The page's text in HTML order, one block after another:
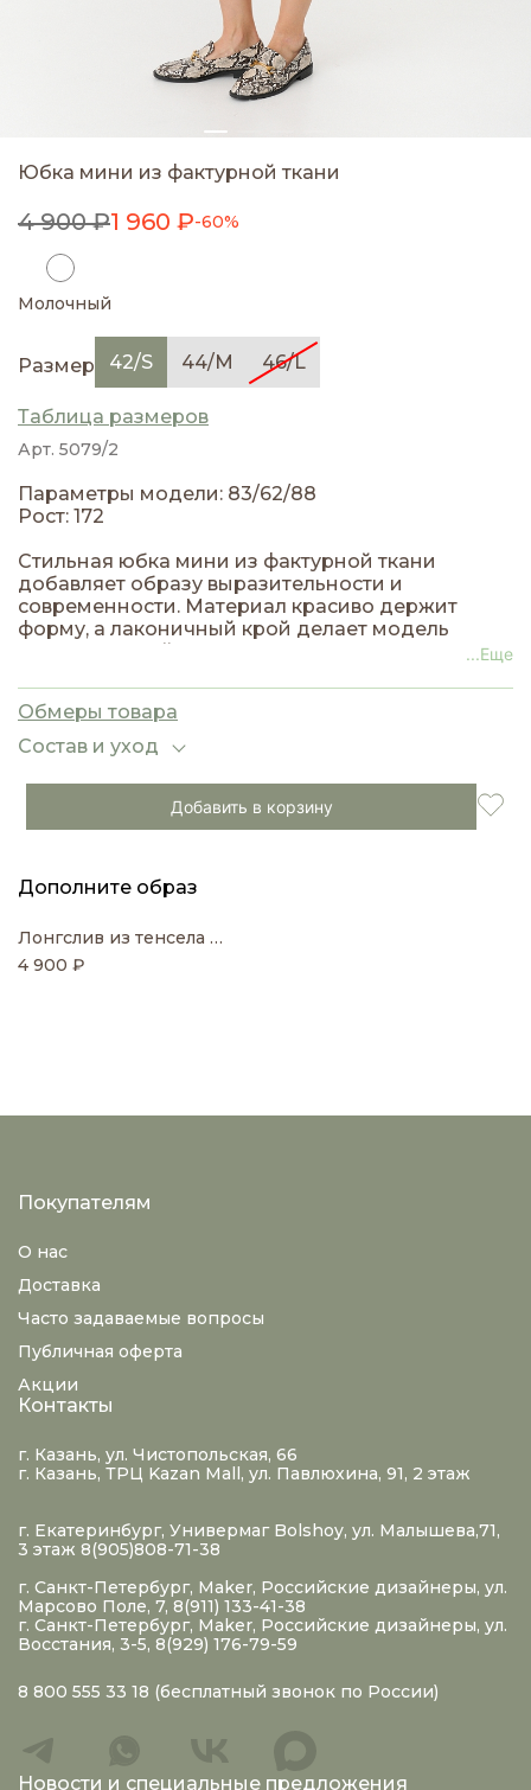
Юбка мини из фактурной ткани
4 900 ₽1 960 ₽-60%
Молочный
Размер 42/S 44/M 46/L
Таблица размеров
Добавить в корзину
Арт. 5079/2
Параметры модели: 83/62/88
Рост: 172
Стильная юбка мини из фактурной ткани
добавляет образу выразительности и
современности. Материал красиво держит
форму, а лаконичный крой делает модель
универсальной для повседневного ношения и...Еще
Обмеры товара
Состав и уход
Дополните образ
Лонгслив из тенсела и шерсти
4 900 ₽
Покупателям
О нас
Доставка
Часто задаваемые вопросы
Публичная оферта
Акции
Контакты
г. Казань, ул. Чистопольская, 66
г. Казань, ТРЦ Kazan Mall, ул. Павлюхина, 91, 2 этаж
г. Екатеринбург, Универмаг Bolshoy, ул. Малышева,71,
3 этаж 8(905)808-71-38
г. Санкт-Петербург, Maker, Российские дизайнеры, ул.
Марсово Поле, 7, 8(911) 133-41-38
г. Санкт-Петербург, Maker, Российские дизайнеры, ул.
Восстания, 3-5, 8(929) 176-79-59
8 800 555 33 18 (бесплатный звонок по России)
Новости и специальные предложения